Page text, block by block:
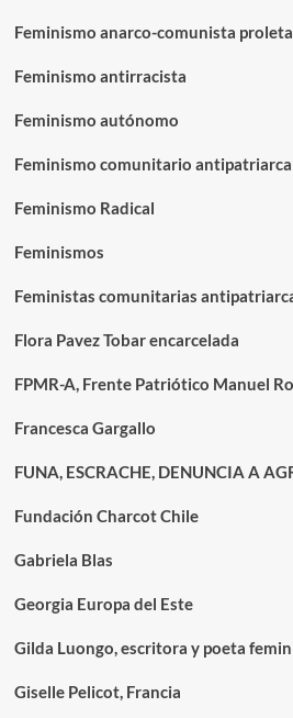
Feminismo anarco-comunista
Feminismo antirracista
Feminismo autónomo
Feminismo comunitario
Feminismo Radical
Feminismos
Feministas comunitarias
Flora Pavez Tobar encarcelada
FPMR-A, Frente Patriótico Manuel
Francesca Gargallo
FUNA, ESCRACHE, DENUNCIA A
Fundación Charcot Chile
Gabriela Blas
Georgia Europa del Este
Gilda Luongo, escritora y poeta
Giselle Pelicot, Francia